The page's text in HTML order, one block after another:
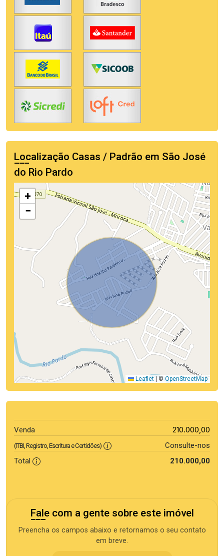
Localização Casas / Padrão em São José
do Rio Pardo
+
−
Leaflet © OpenStreetMap
Venda 210.000,00
(ITBI, Registro, Escritura e Certidões)
Consulte-nos
Total
210.000,00
Fale com a gente sobre este imóvel
Preencha os campos abaixo e retornamos o seu contato
em breve.